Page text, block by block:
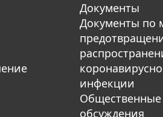
Документы
Документы по
инфекции
Общественные
обсуждения